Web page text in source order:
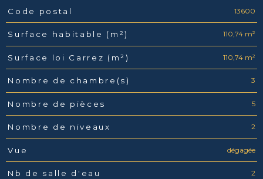
Caractéristiques Valeurs
Code postal 13600
Surface habitable (m²) 110,74 m²
Surface loi Carrez (m²) 110,74 m²
Nombre de chambre(s) 3
Nombre de pièces 5
Nombre de niveaux 2
Vue dégagée
Nb de salle d'eau 2